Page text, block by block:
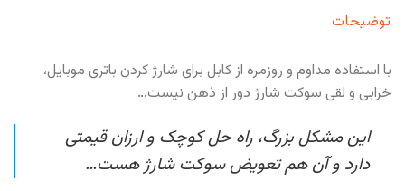
توضیحات
با استفاده مداوم و روزمره از کابل برای شارژ کردن باتری موبایل،
خرابی و لقی سوکت شارژ دور از ذهن نیست…
این مشکل بزرگ، راه حل کوچک و ارزان قیمتی
دارد و آن هم تعویض سوکت شارژ هست…